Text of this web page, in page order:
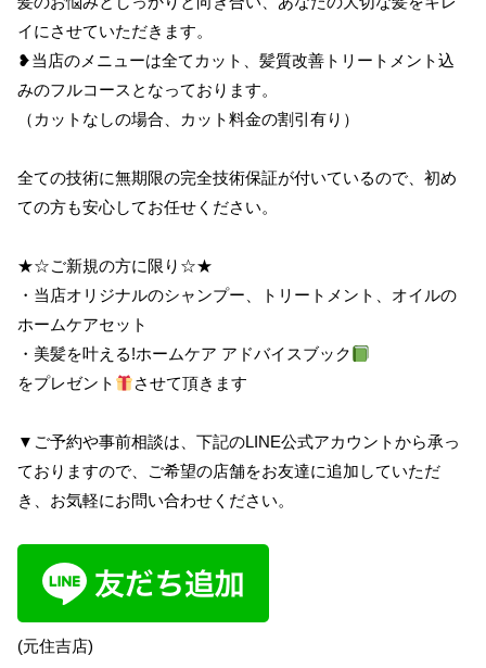
イにさせていただきます。
❥当店のメニューは全てカット、髪質改善トリートメント込
みのフルコースとなっております。
（カットなしの場合、カット料金の割引有り）
全ての技術に無期限の完全技術保証が付いているので、初め
ての方も安心してお任せください。
★☆ご新規の方に限り☆★
・当店オリジナルのシャンプー、トリートメント、オイルの
ホームケアセット
・美髪を叶える!ホームケア アドバイスブック
をプレゼント
させて頂きます
▼ご予約や事前相談は、下記のLINE公式アカウントから承っ
ておりますので、ご希望の店舗をお友達に追加していただ
き、お気軽にお問い合わせください。
(元住吉店)